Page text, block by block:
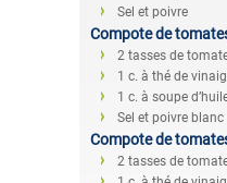
Sel et poivre
Compote de
2 tasses de
1 c. à thé de
1 c. à soupe
Sel et poivre blanc
Compote de
2 tasses de